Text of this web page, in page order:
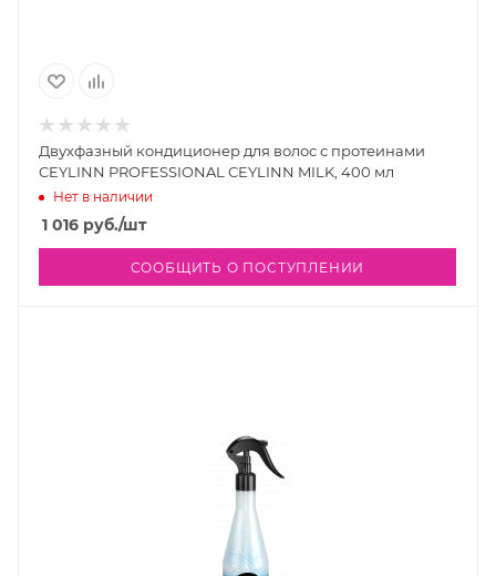
Двухфазный кондиционер для волос с протеинами
CEYLINN PROFESSIONAL CEYLINN MILK, 400 мл
Нет в наличии
1 016 руб./шт
СООБЩИТЬ О ПОСТУПЛЕНИИ